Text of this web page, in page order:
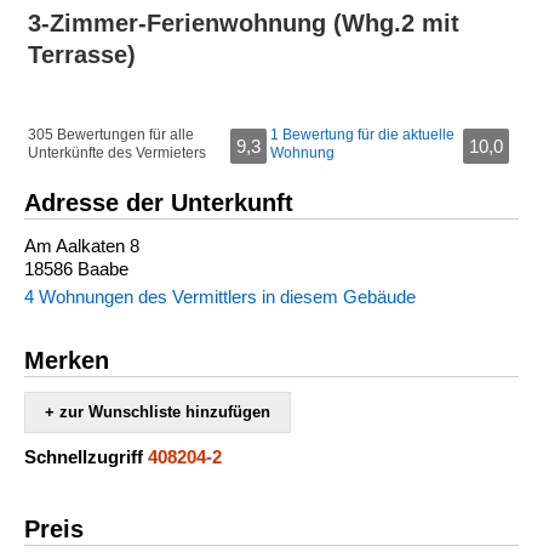
3-Zimmer-Ferienwohnung (Whg.2 mit
Terrasse)
305 Bewertungen für alle
Unterkünfte des Vermieters
9,3
1 Bewertung für die aktuelle
Wohnung
10,0
Adresse der Unterkunft
Am Aalkaten 8
18586 Baabe
4 Wohnungen des Vermittlers in diesem Gebäude
Merken
+ zur Wunschliste hinzufügen
Schnellzugriff 408204-2
Preis